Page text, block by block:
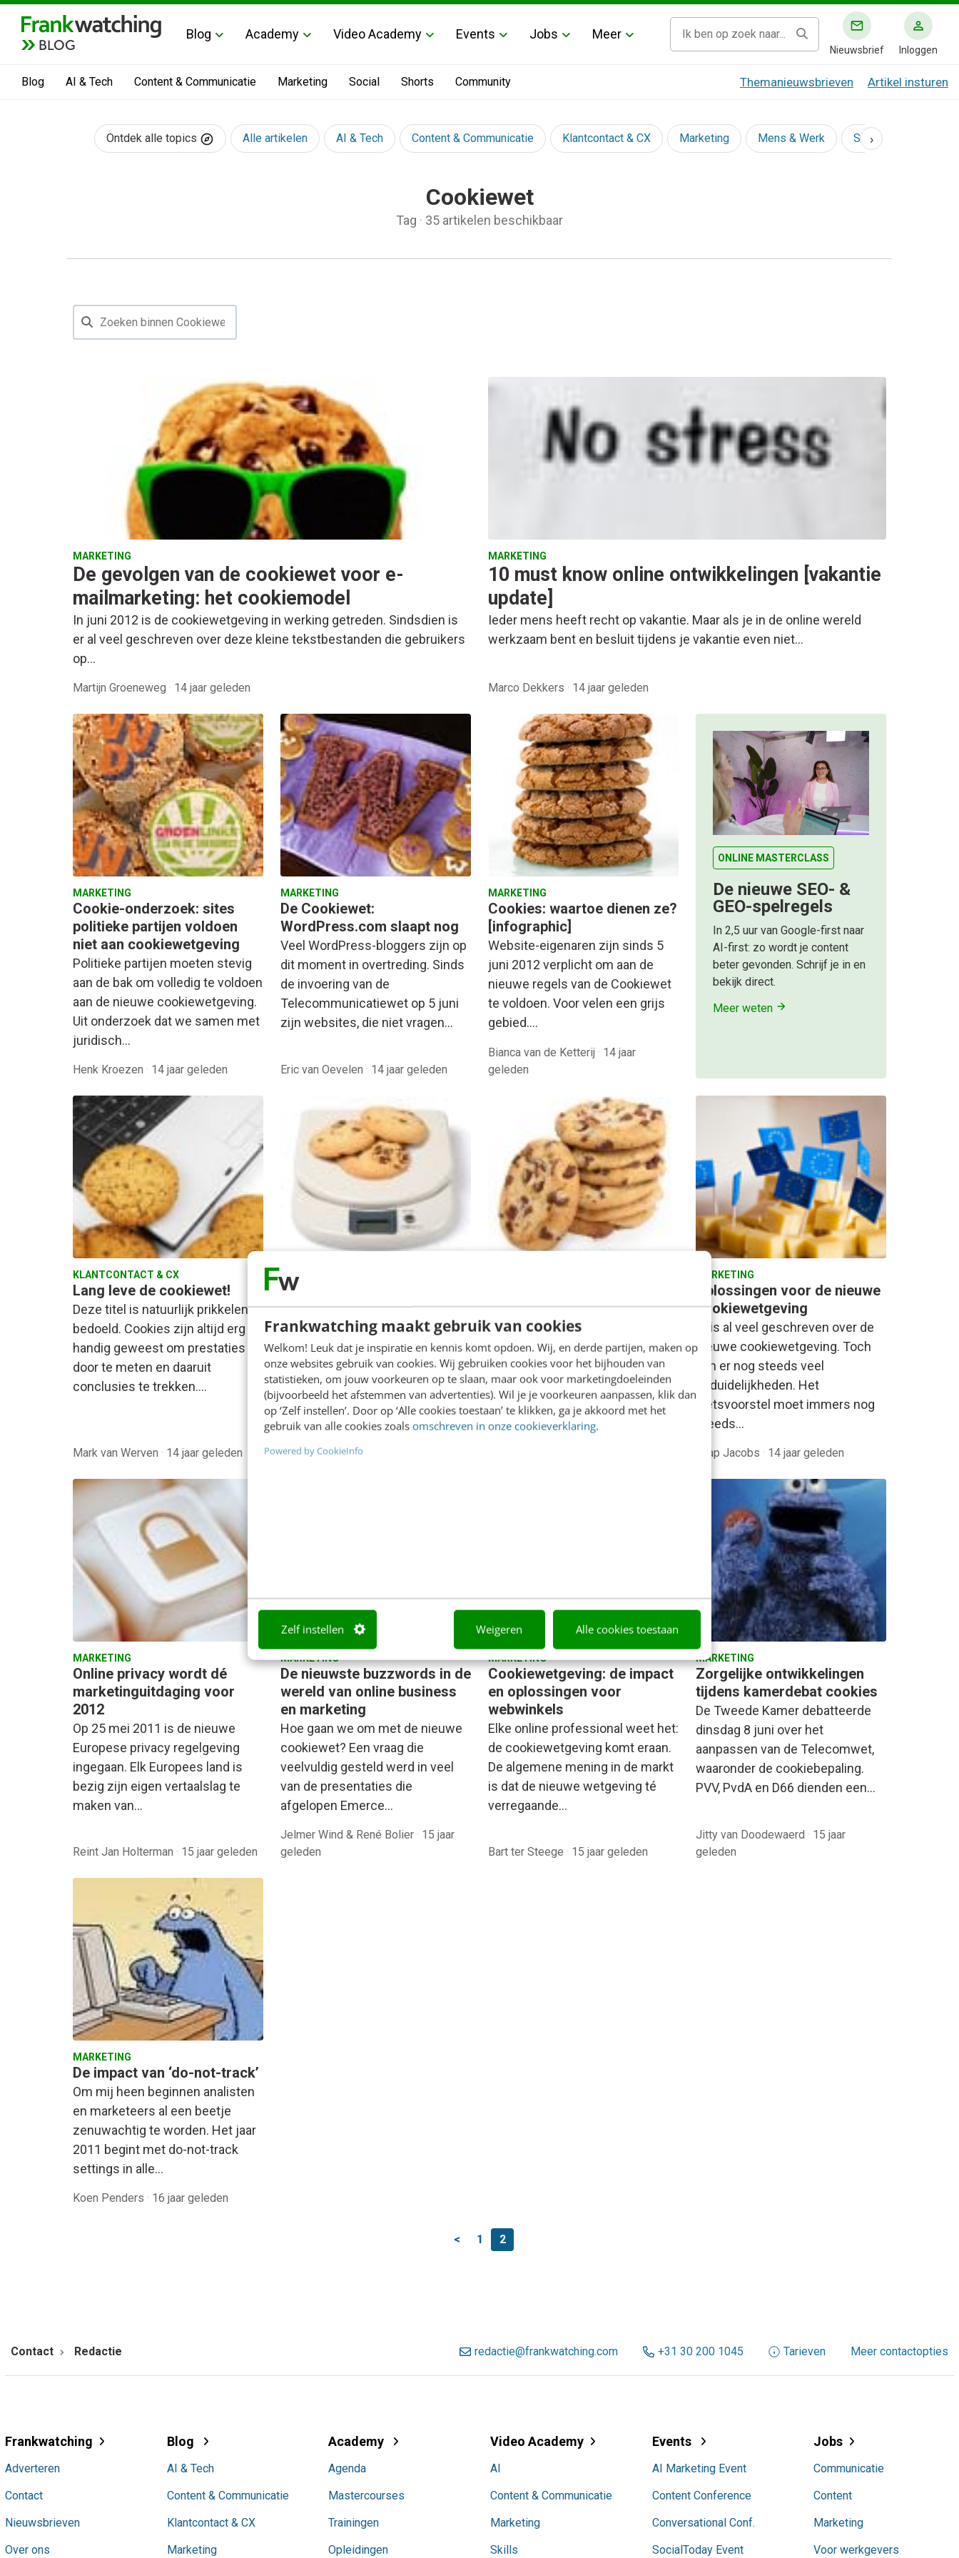
Frankwatching maakt gebruik van cookies
Welkom! Leuk dat je inspiratie en kennis komt opdoen. Wij, en derde partijen, maken op
onze websites gebruik van cookies. Wij gebruiken cookies voor het bijhouden van
statistieken, om jouw voorkeuren op te slaan, maar ook voor marketingdoeleinden
(bijvoorbeeld het afstemmen van advertenties). Wil je je voorkeuren aanpassen, klik dan
op ‘Zelf instellen’. Door op ‘Alle cookies toestaan’ te klikken, ga je akkoord met het
gebruik van alle cookies zoals omschreven in onze cookieverklaring.
Powered by CookieInfo
Zelf instellen Weigeren Alle cookies toestaan
BLOG
Blog Academy Video Academy Events Jobs Meer
Nieuwsbrief Inloggen
Blog AI & Tech Content & Communicatie Marketing Social Shorts Community Themanieuwsbrieven Artikel insturen
Ontdek alle topics Alle artikelen AI & Tech Content & Communicatie Klantcontact & CX Marketing Mens & Werk Social
›
Cookiewet
Tag · 35 artikelen beschikbaar
MARKETING
De gevolgen van de cookiewet voor e-
mailmarketing: het cookiemodel
In juni 2012 is de cookiewetgeving in werking getreden. Sindsdien is
er al veel geschreven over deze kleine tekstbestanden die gebruikers
op…
Martijn Groeneweg · 14 jaar geleden
MARKETING
10 must know online ontwikkelingen [vakantie
update]
Ieder mens heeft recht op vakantie. Maar als je in de online wereld
werkzaam bent en besluit tijdens je vakantie even niet…
Marco Dekkers · 14 jaar geleden
MARKETING
Cookie-onderzoek: sites
politieke partijen voldoen
niet aan cookiewetgeving
Politieke partijen moeten stevig
aan de bak om volledig te voldoen
aan de nieuwe cookiewetgeving.
Uit onderzoek dat we samen met
juridisch…
Henk Kroezen · 14 jaar geleden
MARKETING
De Cookiewet:
WordPress.com slaapt nog
Veel WordPress-bloggers zijn op
dit moment in overtreding. Sinds
de invoering van de
Telecommunicatiewet op 5 juni
zijn websites, die niet vragen…
Eric van Oevelen · 14 jaar geleden
MARKETING
Cookies: waartoe dienen ze?
[infographic]
Website-eigenaren zijn sinds 5
juni 2012 verplicht om aan de
nieuwe regels van de Cookiewet
te voldoen. Voor velen een grijs
gebied.…
Bianca van de Ketterij · 14 jaar
geleden
ONLINE MASTERCLASS
De nieuwe SEO- &
GEO-spelregels
In 2,5 uur van Google-first naar
AI-first: zo wordt je content
beter gevonden. Schrijf je in en
bekijk direct.
Meer weten
KLANTCONTACT & CX
Lang leve de cookiewet!
Deze titel is natuurlijk prikkelend
bedoeld. Cookies zijn altijd erg
handig geweest om prestaties
door te meten en daaruit
conclusies te trekken.…
Mark van Werven · 14 jaar geleden
MARKETING
De nieuwe cookiewet:
gevolgen voor proactieve
chat
Sinds 5 juni 2012 is de nieuwe
cookiewet een feit. Voor veel
webmarketeers is dit een doorn
in het oog: moet je…
14 jaar geleden
cookiewet treedt meteen in
werking
De kogel is door de kerk. Na een
intensief debat met Minister
Verhagen, ging de Eerste Kamer
gisteren, op 8 mei, akkoord…
Jitty van Doodewaerd
MARKETING
Oplossingen voor de nieuwe
cookiewetgeving
Er is al veel geschreven over de
nieuwe cookiewetgeving. Toch
zijn er nog steeds veel
onduidelijkheden. Het
wetsvoorstel moet immers nog
steeds…
Jaap Jacobs · 14 jaar geleden
MARKETING
Online privacy wordt dé
marketinguitdaging voor
2012
Op 25 mei 2011 is de nieuwe
Europese privacy regelgeving
ingegaan. Elk Europees land is
bezig zijn eigen vertaalslag te
maken van…
Reint Jan Holterman · 15 jaar geleden
MARKETING
De nieuwste buzzwords in de
wereld van online business
en marketing
Hoe gaan we om met de nieuwe
cookiewet? Een vraag die
veelvuldig gesteld werd in veel
van de presentaties die
afgelopen Emerce…
Jelmer Wind & René Bolier · 15 jaar
geleden
MARKETING
Cookiewetgeving: de impact
en oplossingen voor
webwinkels
Elke online professional weet het:
de cookiewetgeving komt eraan.
De algemene mening in de markt
is dat de nieuwe wetgeving té
verregaande…
Bart ter Steege · 15 jaar geleden
MARKETING
Zorgelijke ontwikkelingen
tijdens kamerdebat cookies
De Tweede Kamer debatteerde
dinsdag 8 juni over het
aanpassen van de Telecomwet,
waaronder de cookiebepaling.
PVV, PvdA en D66 dienden een…
Jitty van Doodewaerd · 15 jaar
geleden
MARKETING
De impact van ‘do-not-track’
Om mij heen beginnen analisten
en marketeers al een beetje
zenuwachtig te worden. Het jaar
2011 begint met do-not-track
settings in alle…
Koen Penders · 16 jaar geleden
< 1 2
Contact Redactie redactie@frankwatching.com +31 30 200 1045 Tarieven Meer contactopties
Frankwatching
Adverteren
Contact
Nieuwsbrieven
Over ons
Blog
AI & Tech
Content & Communicatie
Klantcontact & CX
Marketing
Academy
Agenda
Mastercourses
Trainingen
Opleidingen
Video Academy
AI
Content & Communicatie
Marketing
Skills
Events
AI Marketing Event
Content Conference
Conversational Conf.
SocialToday Event
Jobs
Communicatie
Content
Marketing
Voor werkgevers